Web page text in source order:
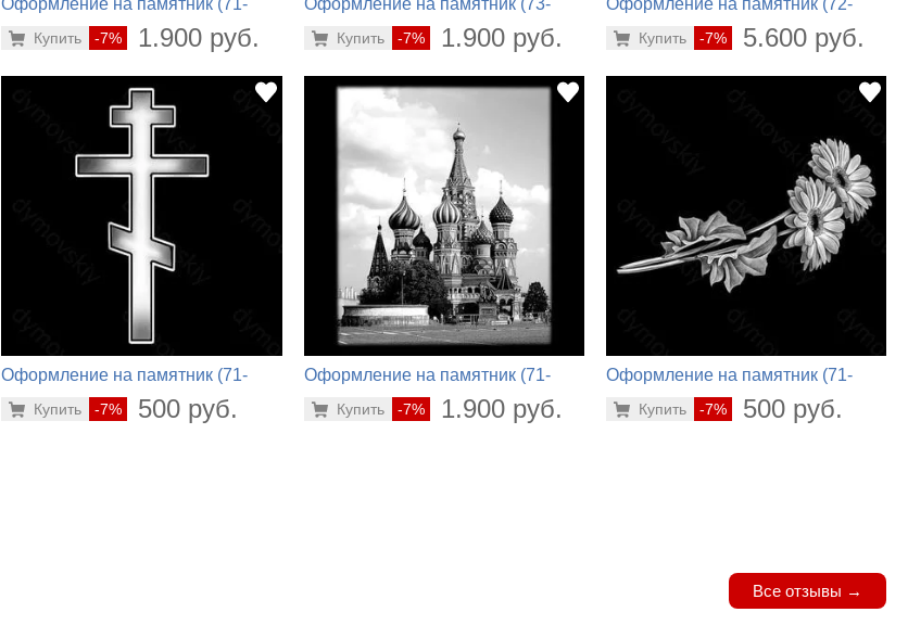
Оформление на памятник (71-
-7% 1.900 руб.
Купить
Оформление на памятник (73-
-7% 1.900 руб.
Купить
Оформление на памятник (72-
-7% 5.600 руб.
Купить
Оформление на памятник (71-
-7% 500 руб.
Купить
Оформление на памятник (71-
-7% 1.900 руб.
Купить
Оформление на памятник (71-
-7% 500 руб.
Купить
Все отзывы →